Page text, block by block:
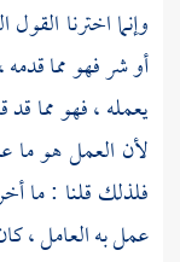
وإنما اخترنا
أو شر فهو مما
يعمله ، فهو مما
لأن العمل هو ما
فلذلك قلنا : ما
عمل به العامل ،